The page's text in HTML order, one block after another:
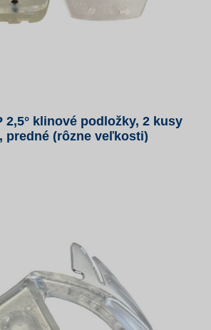
2,5° klinové podložky, 2 kusy
predné (rôzne veľkosti)